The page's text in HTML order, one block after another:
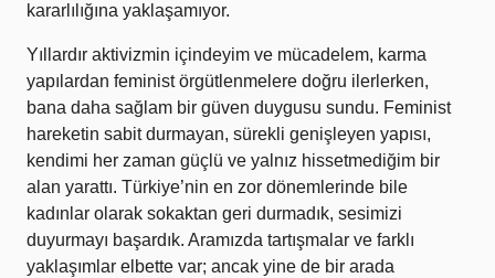
kararlılığına yaklaşamıyor.
Yıllardır aktivizmin içindeyim ve mücadelem, karma
yapılardan feminist örgütlenmelere doğru ilerlerken,
bana daha sağlam bir güven duygusu sundu. Feminist
hareketin sabit durmayan, sürekli genişleyen yapısı,
kendimi her zaman güçlü ve yalnız hissetmediğim bir
alan yarattı. Türkiye’nin en zor dönemlerinde bile
kadınlar olarak sokaktan geri durmadık, sesimizi
duyurmayı başardık. Aramızda tartışmalar ve farklı
yaklaşımlar elbette var; ancak yine de bir arada